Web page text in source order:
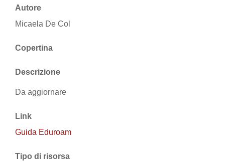
Autore
Micaela De Col
Copertina
Descrizione
Da aggiornare
Link
Guida Eduroam
Tipo di risorsa